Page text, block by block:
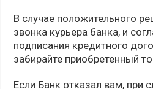
В случае положительного
звонка курьера банка, и
подписания кредитного
забирайте приобретенный
Если Банк отказал вам, при